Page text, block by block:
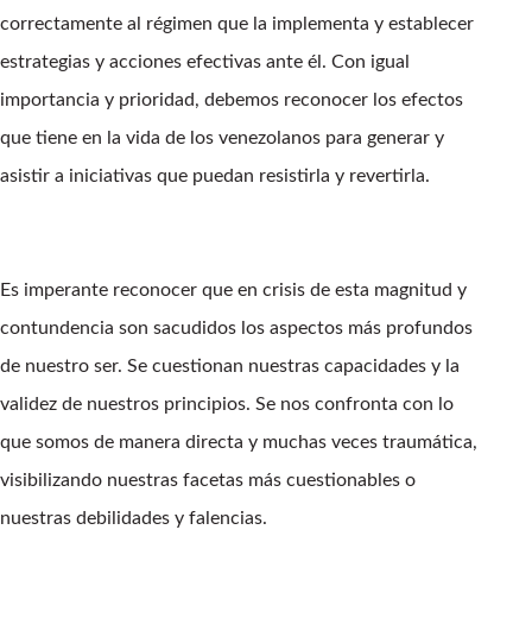
correctamente al régimen que la implementa y establecer
estrategias y acciones efectivas ante él. Con igual
importancia y prioridad, debemos reconocer los efectos
que tiene en la vida de los venezolanos para generar y
asistir a iniciativas que puedan resistirla y revertirla.
Es imperante reconocer que en crisis de esta magnitud y
contundencia son sacudidos los aspectos más profundos
de nuestro ser. Se cuestionan nuestras capacidades y la
validez de nuestros principios. Se nos confronta con lo
que somos de manera directa y muchas veces traumática,
visibilizando nuestras facetas más cuestionables o
nuestras debilidades y falencias.